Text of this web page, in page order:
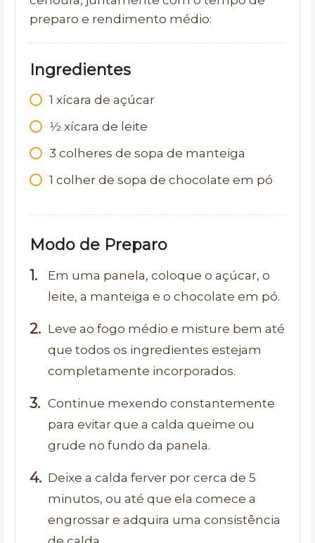
preparo e rendimento médio:
Ingredientes
1 xícara de açúcar
1⁄2 xícara de leite
3 colheres de sopa de manteiga
1 colher de sopa de chocolate em pó
Modo de Preparo
Em uma panela, coloque o açúcar, o
leite, a manteiga e o chocolate em pó.
Leve ao fogo médio e misture bem até
que todos os ingredientes estejam
completamente incorporados.
Continue mexendo constantemente
para evitar que a calda queime ou
grude no fundo da panela.
Deixe a calda ferver por cerca de 5
minutos, ou até que ela comece a
engrossar e adquira uma consistência